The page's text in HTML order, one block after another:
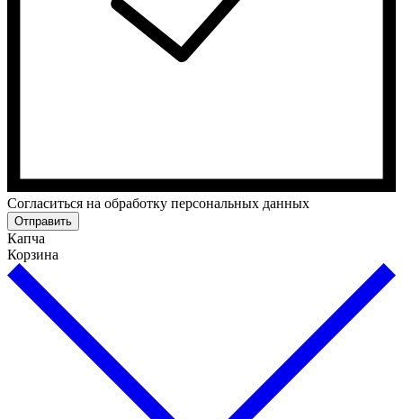
Cогласиться на обработку персональных данных
Отправить
Капча
Корзина